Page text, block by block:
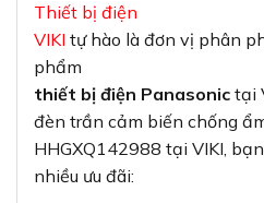
Thiết bị điện
VIKI tự hào là đơn vị phân
phẩm
thiết bị điện Panasonic tại
đèn trần cảm biến chống
HHGXQ142988 tại VIKI,
nhiều ưu đãi: